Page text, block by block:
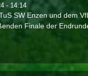
- 14:14
SW Enzen und dem
Finale der